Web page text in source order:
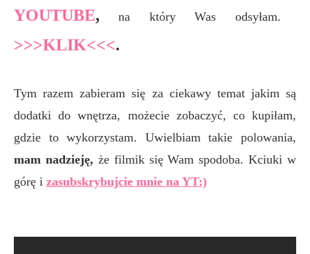
YOUTUBE, na który Was odsyłam.
>>>KLIK<<<.
Tym razem zabieram się za ciekawy temat jakim są
dodatki do wnętrza, możecie zobaczyć, co kupiłam,
gdzie to wykorzystam. Uwielbiam takie polowania,
mam nadzieję, że filmik się Wam spodoba. Kciuki w
górę i zasubskrybujcie mnie na YT:)